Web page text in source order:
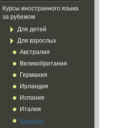
Курсы иностранного языка
за рубежом
Для детей
Для взрослых
Австралия
Великобритания
Германия
Ирландия
Испания
Италия
Канада